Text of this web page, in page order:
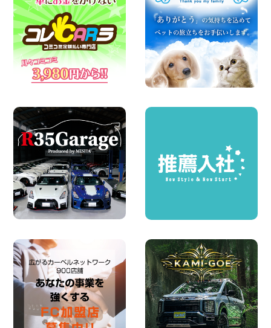
お引越しに便利で最適!(禁煙車両) 香川県
坂出川津店
100円レンタカー 坂出川津
2026年08月07日
【カーシェアのレンタカーが2台になりま
した!】 岐阜県 各務原那加店
100円レンタカー 各務原那加
2026年08月06日
100円レンタカー 加古川
ハイエースワゴンGL!!クルーズコントロ
ールが付いている〜!! 福島県 福島笹木野
店
100円レンタカー 福島笹木野
2026年08月05日